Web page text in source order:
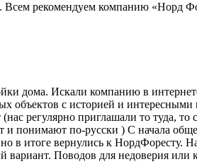
Всем рекомендуем компанию «Норд
дома. Искали компанию в
объектов с историей и
регулярно приглашали то туда,
и понимают по-русски ) С начала
в итоге вернулись к НордФоресту.
вариант. Поводов для недоверия